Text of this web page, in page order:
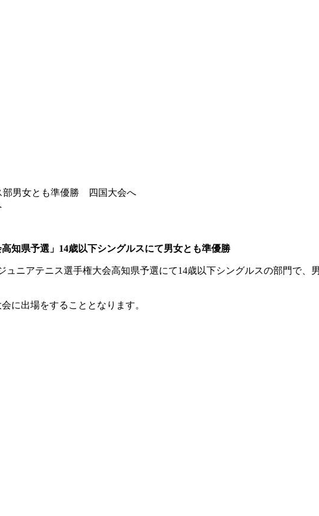
部男女とも準優勝 四国大会へ
知県予選」14歳以下シングルスにて男女とも準優勝
ュニアテニス選手権大会高知県予選にて14歳以下シングルスの部門で
に出場をすることとなります。